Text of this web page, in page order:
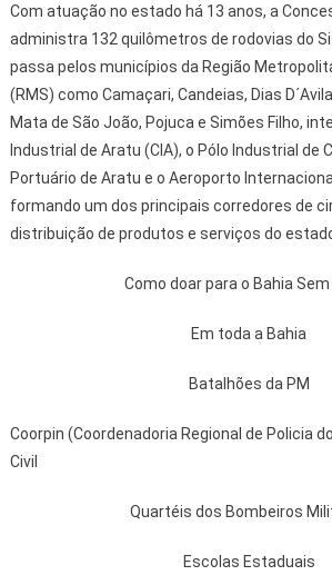
Com atuação no estado há 13 anos, a
administra 132 quilômetros de rodovias do
passa pelos municípios da Região
(RMS) como Camaçari, Candeias, Dias
Mata de São João, Pojuca e Simões Filho,
Industrial de Aratu (CIA), o Pólo Industrial de
Portuário de Aratu e o Aeroporto
formando um dos principais corredores de
distribuição de produtos e serviços do
Como doar para o Bahia Sem
Em toda a Bahia
Batalhões da PM
Coorpin (Coordenadoria Regional de Policia
Civil
Quartéis dos Bombeiros
Escolas Estaduais